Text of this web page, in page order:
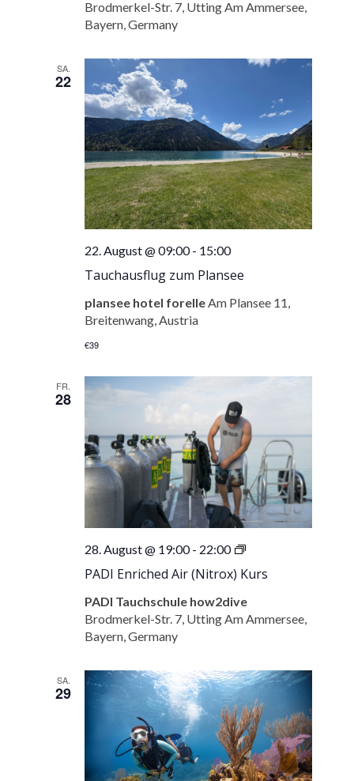
Kurs
Brodmerkel-Str. 7, Utting Am Ammersee,
Bayern, Germany
SA.
22
Tauchausflug zum Plansee
22. August @ 09:00- 15:00
plansee hotel forelle Am Plansee 11,
Breitenwang, Austria
€39
FR.
28
PADI Enriched Air (Nitrox) Kurs
28. August @ 19:00- 22:00
PADI
Air
(Nitrox)
Kurs
PADI Tauchschule how2dive
Brodmerkel-Str. 7, Utting Am Ammersee,
Bayern, Germany
SA.
29